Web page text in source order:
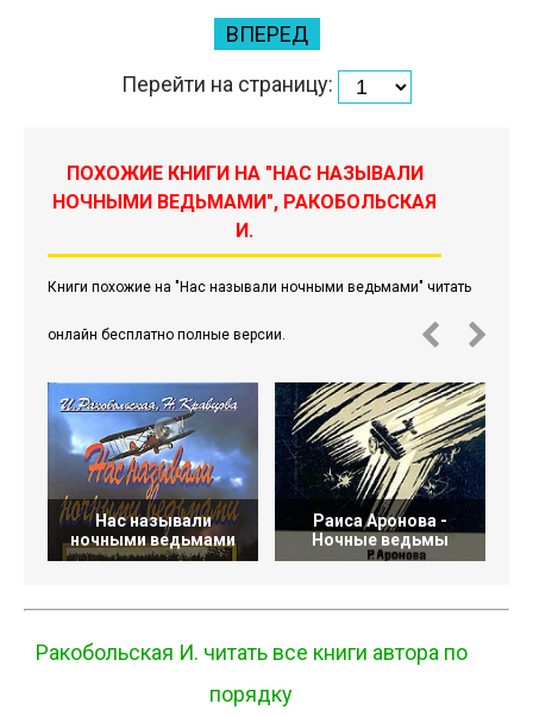
ВПЕРЕД
Перейти на страницу:
ПОХОЖИЕ КНИГИ НА "НАС НАЗЫВАЛИ
НОЧНЫМИ ВЕДЬМАМИ", РАКОБОЛЬСКАЯ
И.
Книги похожие на "Нас называли ночными ведьмами" читать
онлайн бесплатно полные версии.
Нас называли
ночными ведьмами
Раиса Аронова -
Ночные ведьмы
Ракобольская И. читать все книги автора по
порядку